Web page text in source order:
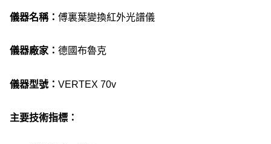
儀器名稱： 傅裏葉變換紅外光譜儀
儀器廠家： 德國布魯克
儀器型號： VERTEX 70v
主要技術指標：